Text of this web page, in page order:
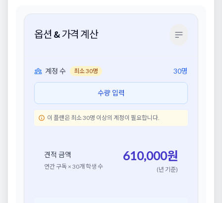
옵션 & 가격 계산
계정 수 최소30명 30명
수량 입력
이 플랜은 최소30명 이상의 계정이 필요합니다.
견적 금액
연간 구독 × 30개 학생 수
610,000원
(년 기준)